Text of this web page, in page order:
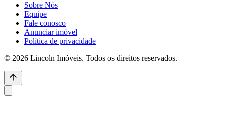
Sobre Nós
Equipe
Fale conosco
Anunciar imóvel
Política de privacidade
© 2026 Lincoln Imóveis. Todos os direitos reservados.